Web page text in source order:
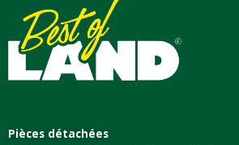
Pièces détachées